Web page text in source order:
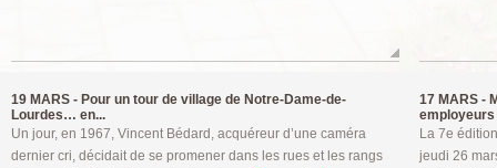
19 MARS - Pour un tour de village de Notre-Dame-de-
Lourdes… en...
Un jour, en 1967, Vincent Bédard, acquéreur d’une caméra
dernier cri, décidait de se promener dans les rues et les rangs
17 MARS -
employeurs
La 7e
jeudi 26